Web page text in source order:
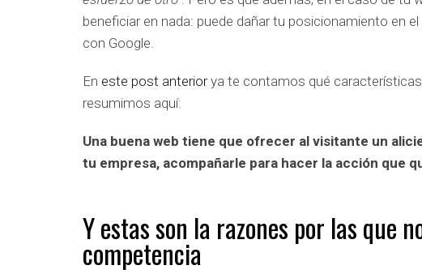
beneficiar en nada: puede dañar tu posicionamiento en
con Google.
En este post anteriorya te contamos qué
resumimos aquí:
Una buena web tiene que ofrecer al visitante un
tu empresa, acompañarle para hacer la acción que
Y estas son la razones por las que
competencia